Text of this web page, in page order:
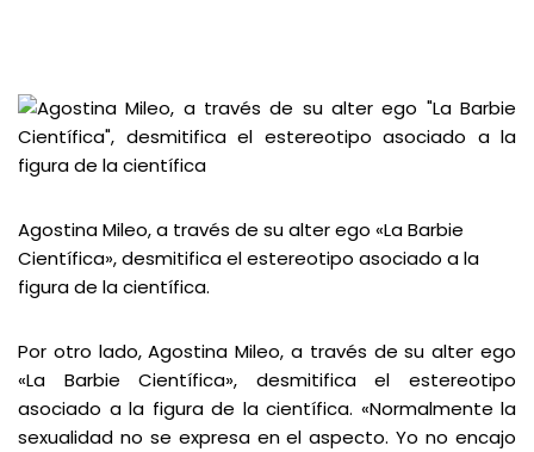
Agostina Mileo, a través de su alter ego «La Barbie
Científica», desmitifica el estereotipo asociado a la
figura de la científica.
Por otro lado, Agostina Mileo, a través de su alter ego
«La Barbie Científica», desmitifica el estereotipo
asociado a la figura de la científica. «Normalmente la
sexualidad no se expresa en el aspecto. Yo no encajo